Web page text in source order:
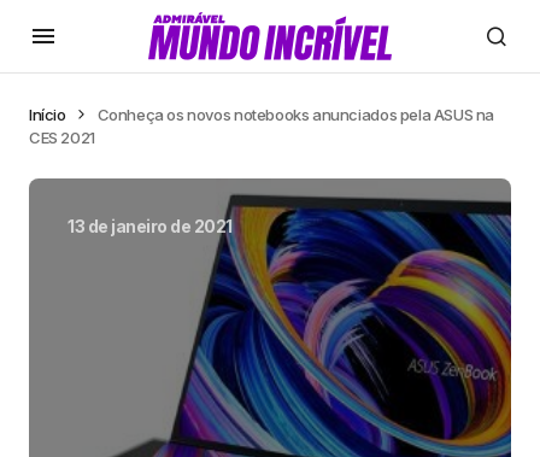
Início
Conheça os novos notebooks anunciados pela ASUS na
CES 2021
13 de janeiro de 2021